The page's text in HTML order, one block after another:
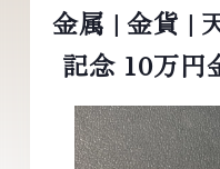
金属 | 金貨 |
記念 10万円